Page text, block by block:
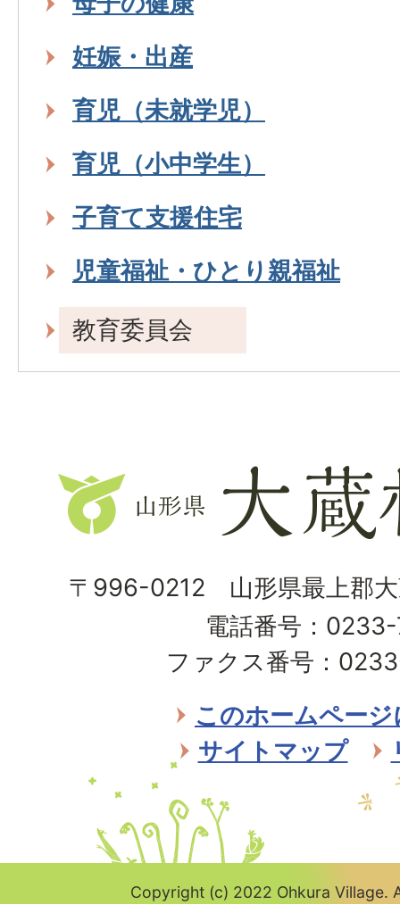
妊娠・出産
育児（未就学児）
育児（小中学生）
子育て支援住宅
児童福祉・ひとり親福祉
教育委員会
山
形
大
〒996-0212 山形県最上郡
電話番号：
ファクス番号：
このホームペー
サイトマップ
Copyright (c) 2022 Ohkura Village.